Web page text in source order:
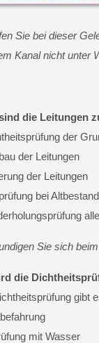
Sie bei dieser
Kanal nicht unter
die Leitungen
der
der Leitungen
der Leitungen
bei
Sie sich
die
gibt
mit Wasser